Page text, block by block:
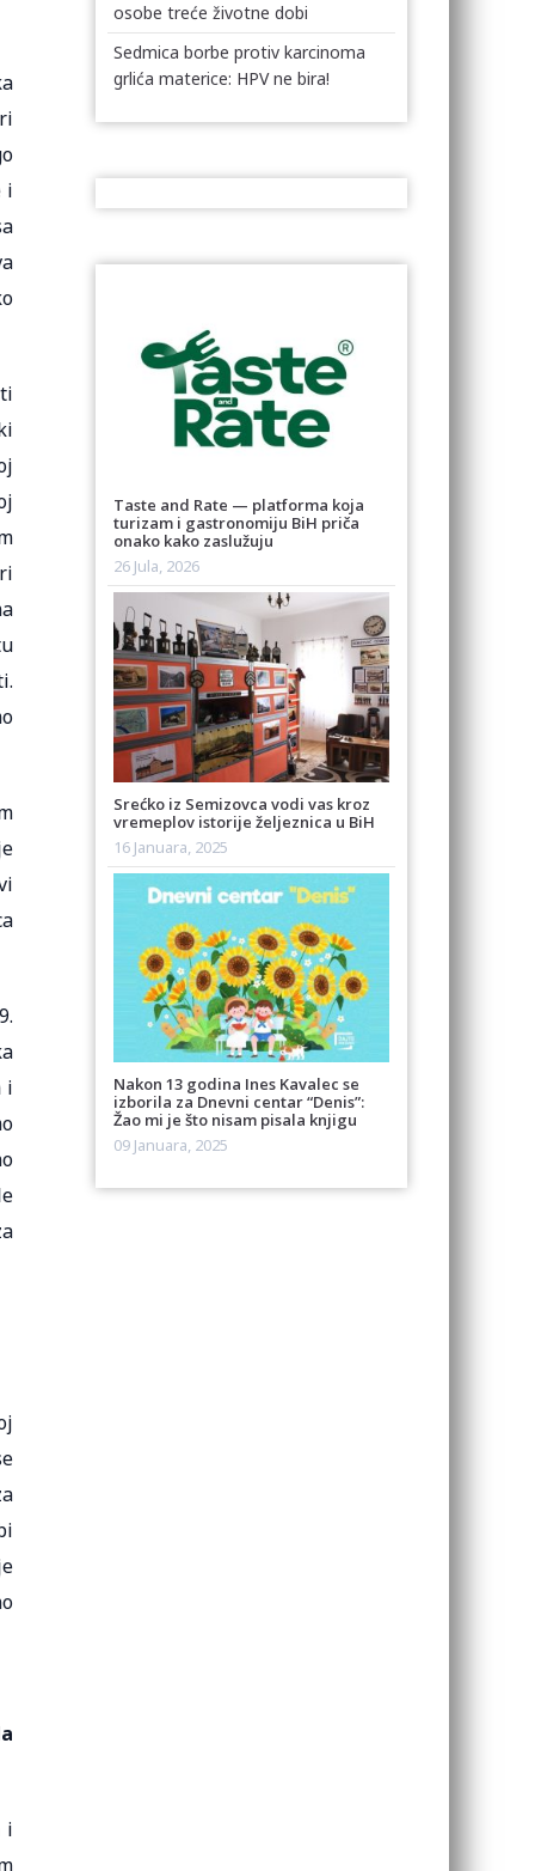
i
i
i
osobe treće životne dobi
Sedmica borbe protiv karcinoma
grlića materice: HPV ne bira!
Taste and Rate — platforma koja
turizam i gastronomiju BiH priča
onako kako zaslužuju
26 Jula, 2026
Srećko iz Semizovca vodi vas kroz
vremeplov istorije željeznica u BiH
16 Januara, 2025
Nakon 13 godina Ines Kavalec se
izborila za Dnevni centar “Denis”:
Žao mi je što nisam pisala knjigu
09 Januara, 2025